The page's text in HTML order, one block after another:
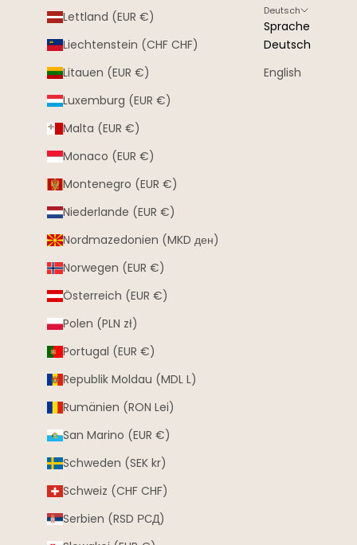
Lettland (EUR €)
Liechtenstein (CHF CHF)
Litauen (EUR €)
Luxemburg (EUR €)
Malta (EUR €)
Monaco (EUR €)
Montenegro (EUR €)
Niederlande (EUR €)
Nordmazedonien (MKD ден)
Norwegen (EUR €)
Österreich (EUR €)
Polen (PLN zł)
Portugal (EUR €)
Republik Moldau (MDL L)
Rumänien (RON Lei)
San Marino (EUR €)
Schweden (SEK kr)
Schweiz (CHF CHF)
Serbien (RSD РСД)
Deutsch
Sprache
Deutsch
English